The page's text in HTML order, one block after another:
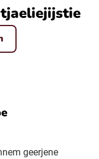
geerjene